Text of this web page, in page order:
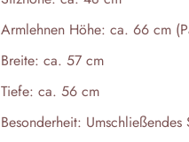
Armlehnen Höhe: ca. 66 cm
Breite: ca. 57 cm
Tiefe: ca. 56 cm
Besonderheit: